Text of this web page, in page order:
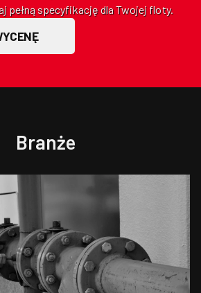
pełną specyfikację dla Twojej floty.
Branże